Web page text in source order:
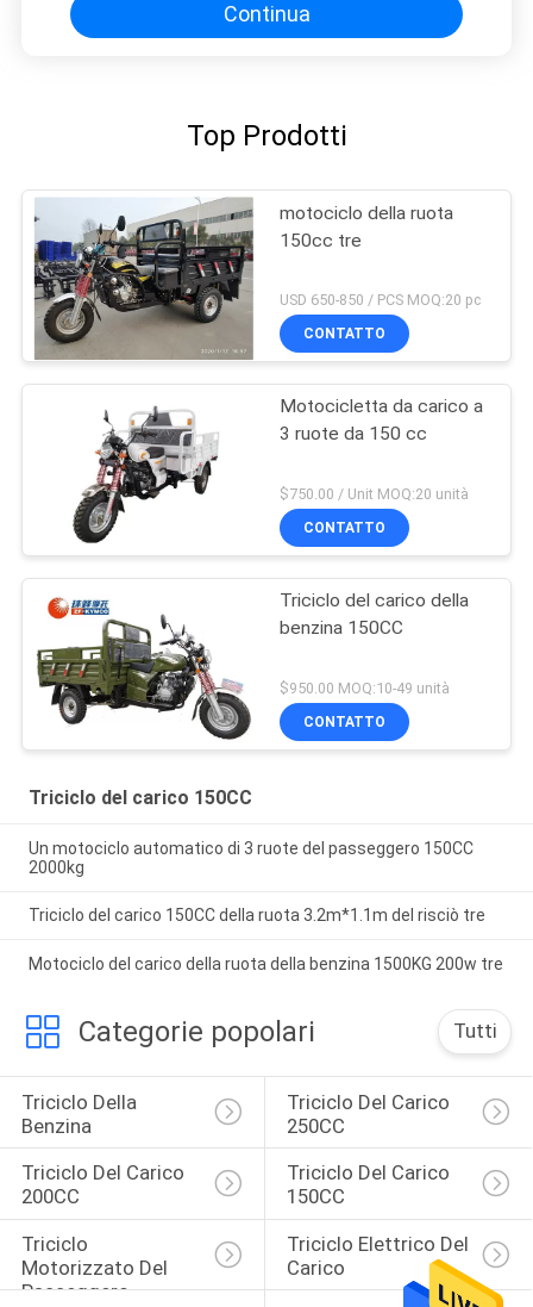
Continua
Top Prodotti
motociclo della ruota
150cc tre
USD 650-850 / PCS MOQ:20 pc
CONTATTO
Motocicletta da carico a
3 ruote da 150 cc
$750.00 / Unit MOQ:20 unità
CONTATTO
Triciclo del carico della
benzina 150CC
$950.00 MOQ:10-49 unità
CONTATTO
Triciclo del carico 150CC
Un motociclo automatico di 3 ruote del passeggero 150CC
2000kg
Triciclo del carico 150CC della ruota 3.2m*1.1m del risciò tre
Motociclo del carico della ruota della benzina 1500KG 200w tre
Categorie popolari Tutti
Triciclo Della
Benzina
Triciclo Del Carico
250CC
Triciclo Del Carico
200CC
Triciclo Del Carico
150CC
Triciclo
Motorizzato Del
Passeggero
Triciclo Elettrico Del
Carico